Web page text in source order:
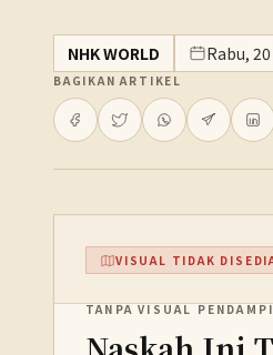
NHK WORLD Rabu,
BAGIKAN ARTIKEL
VISUAL TIDAK
TANPA VISUAL